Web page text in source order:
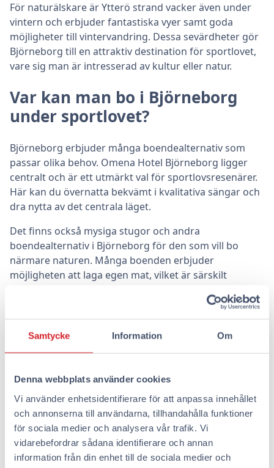
Samtycke Information Om
Denna webbplats använder cookies
Vi använder enhetsidentifierare för att anpassa innehållet
och annonserna till användarna, tillhandahålla funktioner
för sociala medier och analysera vår trafik. Vi
vidarebefordrar sådana identifierare och annan
information från din enhet till de sociala medier och
För naturälskare är Ytterö strand vacker även under
vintern och erbjuder fantastiska vyer samt goda
möjligheter till vintervandring. Dessa sevärdheter gör
Björneborg till en attraktiv destination för sportlovet,
vare sig man är intresserad av kultur eller natur.
Var kan man bo i Björneborg
under sportlovet?
Björneborg erbjuder många boendealternativ som
passar olika behov. Omena Hotel Björneborg ligger
centralt och är ett utmärkt val för sportlovsresenärer.
Här kan du övernatta bekvämt i kvalitativa sängar och
dra nytta av det centrala läget.
Det finns också mysiga stugor och andra
boendealternativ i Björneborg för den som vill bo
närmare naturen. Många boenden erbjuder
möjligheten att laga egen mat, vilket är särskilt
Att ta sig runt i Björneborg är enkelt tack vare stadens
goda kollektivtrafik. Bussarna går regelbundet och
gör det lätt att ta sig till olika delar av staden. Ett hotell
i stadskärnan fungerar som en perfekt bas för att
utforska sevärdheterna och andra aktiviteter i
Björneborg.
Boka en vistelse på Omena